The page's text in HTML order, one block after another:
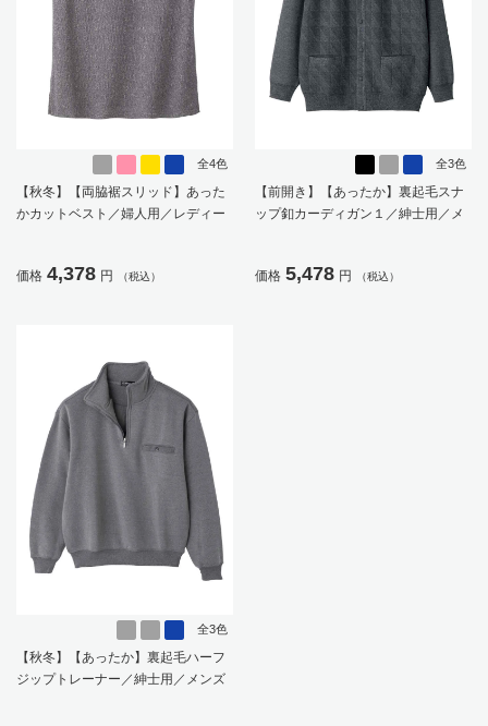
全4色
【秋冬】【両脇裾スリッド】あった
かカットベスト／婦人用／レディー
価格 4,378 円 （税込）
全3色
【前開き】【あったか】裏起毛スナ
ップ釦カーディガン１／紳士用／メ
ト【CF】
価格 5,478 円 （税込）
全3色
【秋冬】【あったか】裏起毛ハーフ
ジップトレーナー／紳士用／メンズ